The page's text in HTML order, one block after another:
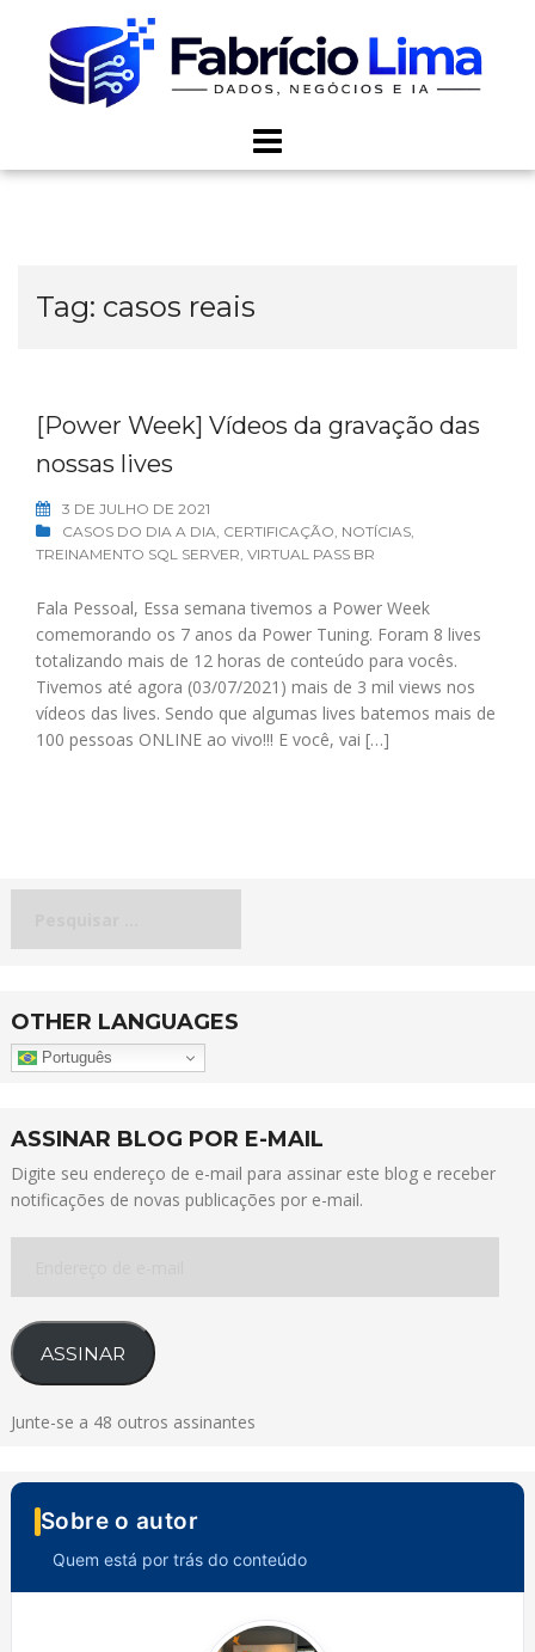
content
Tag: casos reais
[Power Week] Vídeos da gravação das
nossas lives
3 DE JULHO DE 2021
CASOS DO DIA A DIA, CERTIFICAÇÃO, NOTÍCIAS,
TREINAMENTO SQL SERVER, VIRTUAL PASS BR
Fala Pessoal, Essa semana tivemos a Power Week
comemorando os 7 anos da Power Tuning. Foram 8 lives
totalizando mais de 12 horas de conteúdo para vocês.
Tivemos até agora (03/07/2021) mais de 3 mil views nos
vídeos das lives. Sendo que algumas lives batemos mais de
100 pessoas ONLINE ao vivo!!! E você, vai […]
OTHER LANGUAGES
Português
ASSINAR BLOG POR E-MAIL
Digite seu endereço de e-mail para assinar este blog e receber
notificações de novas publicações por e-mail.
e-
mail
ASSINAR
Junte-se a 48 outros assinantes
Sobre o autor
Quem está por trás do conteúdo